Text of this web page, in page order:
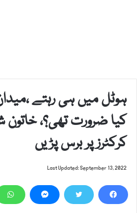
ہوٹل میں ہی رہتے
کیا ضرورت تھی؟،
کرکٹرز پر برس پڑیں
Last Updated: September 13, 2022